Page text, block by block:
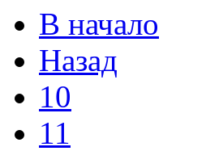
В начало
Назад
10
11